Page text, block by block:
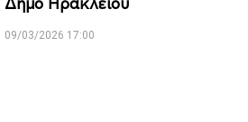
09/03/2026 17:00